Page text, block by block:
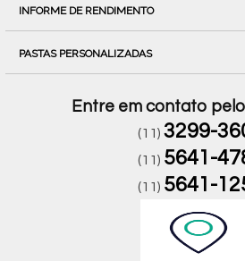
INFORME DE RENDIMENTO
PASTAS PERSONALIZADAS
Entre em contato
(11) 3299-
(11) 5641-
(11) 5641-